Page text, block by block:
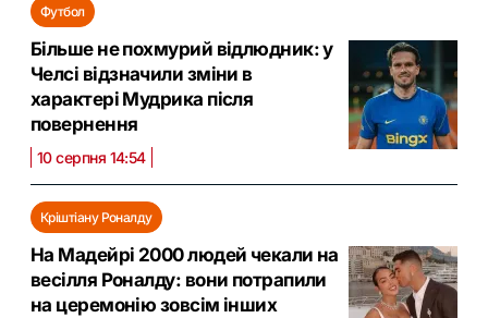
Футбол
Більше не похмурий відлюдник: у
Челсі відзначили зміни в
характері Мудрика після
повернення
10 серпня 14:54
Кріштіану Роналду
На Мадейрі 2000 людей чекали на
весілля Роналду: вони потрапили
на церемонію зовсім інших